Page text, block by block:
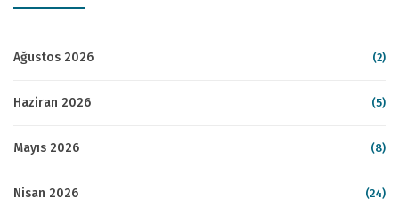
Ağustos 2026 (2)
Haziran 2026 (5)
Mayıs 2026 (8)
Nisan 2026 (24)